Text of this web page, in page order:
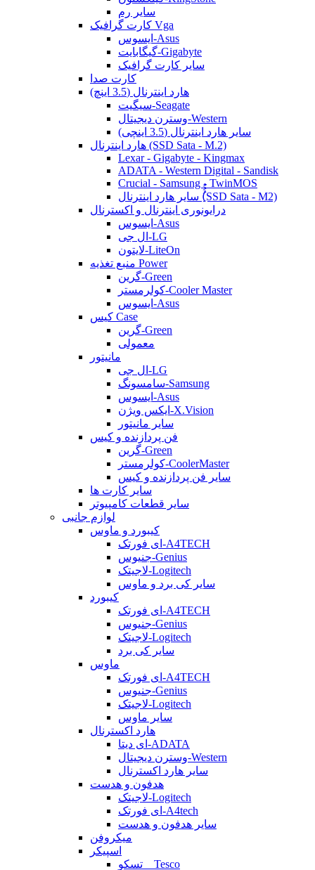
سایر رم
کارت گرافیک Vga
ایسوس-Asus
گیگابایت-Gigabyte
سایر کارت گرافیک
کارت صدا
هارد اینترنال (3.5 اینچ)
سیگیت-Seagate
وسترن دیجیتال-Western
سایر هارد اینترنال (3.5 اینچی)
هارد اینترنال (SSD Sata - M.2)
Lexar - Gigabyte - Kingmax
ADATA - Western Digital - Sandisk
Crucial - Samsung - TwinMOS
سایر هارد اینترنال (ُُُِSSD Sata - M2)
درایونوری اینترنال و اکسترنال
ایسوس-Asus
ال جی-LG
لایتون-LiteOn
منبع تغذیه Power
گرین-Green
کولرمستر-Cooler Master
ایسوس-Asus
کیس Case
گرین-Green
معمولی
مانیتور
ال جی-LG
سامسونگ-Samsung
ایسوس-Asus
ایکس ویژن-X.Vision
سایر مانیتور
فن پردازنده و کیس
گرین-Green
کولرمستر-CoolerMaster
سایر فن پردازنده و کیس
سایر کارت ها
سایر قطعات کامپیوتر
لوازم جانبی
کیبورد و ماوس
ای فورتک-A4TECH
جنیوس-Genius
لاجیتک-Logitech
سایر کی برد و ماوس
کیبورد
ای فورتک-A4TECH
جنیوس-Genius
لاجیتک-Logitech
سایر کی برد
ماوس
ای فورتک-A4TECH
جنیوس-Genius
لاجیتک-Logitech
سایر ماوس
هارد اکسترنال
ای دیتا-ADATA
وسترن دیجیتال-Western
سایر هارد اکسترنال
هدفون و هدست
لاجیتک-Logitech
ای فورتک-A4tech
سایر هدفون و هدست
میکروفن
اسپیکر
تسکو _ Tesco